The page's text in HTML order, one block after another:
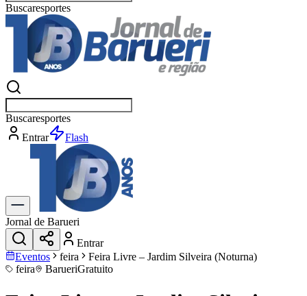
Buscar
Buscare
Entrar
Flash
Jornal de Barueri
Entrar
Eventos
feira
Feira Livre – Jardim Silveira (Noturna)
feira
BarueriGratuito